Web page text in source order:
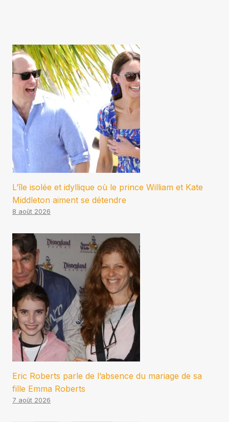
L’île isolée et idyllique où le prince William et Kate
Middleton aiment se détendre
8 août 2026
Eric Roberts parle de l’absence du mariage de sa
fille Emma Roberts
7 août 2026